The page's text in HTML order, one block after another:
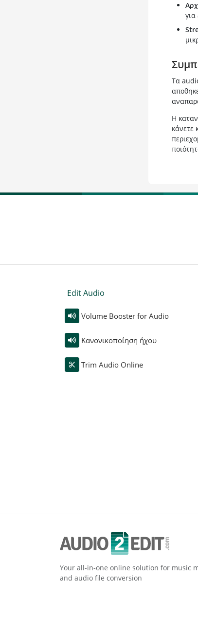
Τα
Η
κάνετε
Edit Audio
Volume Booster for Audio
Κανονικοποίηση ήχου
Trim Audio Online
Your all-in-one online solution for music
and audio file conversion